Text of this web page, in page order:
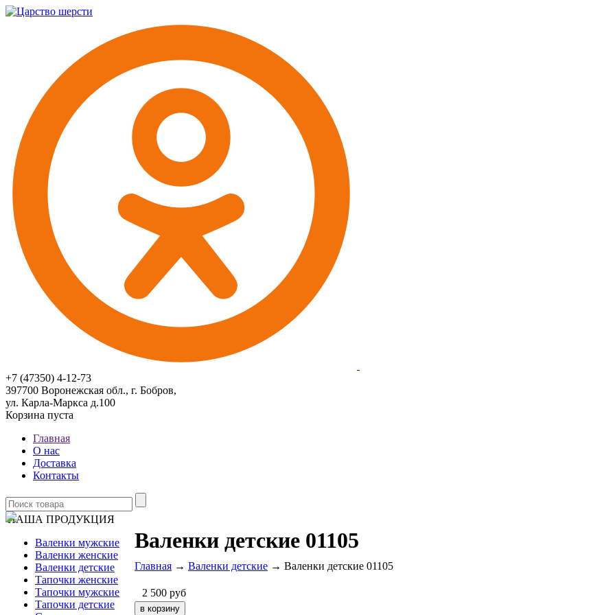
+7 (47350) 4-12-73
397700 Воронежская обл., г. Бобров,
ул. Карла-Маркса д.100
Корзина пуста
Главная
О нас
Доставка
Контакты
НАША ПРОДУКЦИЯ
Валенки мужские
Валенки женские
Валенки детские
Тапочки женские
Тапочки мужские
Тапочки детские
Валенки детские 01105
Главная → Валенки детские → Валенки детские 01105
2 500 руб